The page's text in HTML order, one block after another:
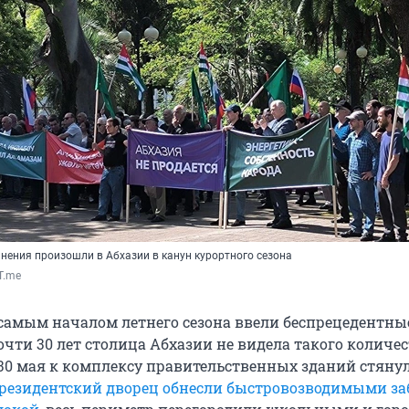
произошли в Абхазии в канун курортного сезона
началом летнего сезона ввели
30 лет столица Абхазии не видела такого
мая к комплексу правительственных зданий
дворец обнесли быстровозводимыми